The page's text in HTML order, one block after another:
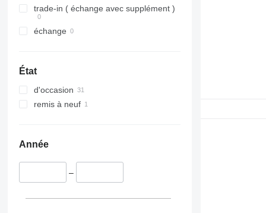
trade-in ( échange avec supplément )
échange
État
d'occasion
remis à neuf
Année
–